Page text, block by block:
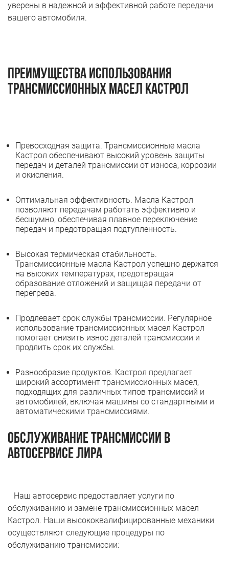
уверены в надежной и эффективной работе передачи
вашего автомобиля.
Преимущества использования
трансмиссионных масел Кастрол
Превосходная защита. Трансмиссионные масла
Кастрол обеспечивают высокий уровень защиты
передач и деталей трансмиссии от износа, коррозии
и окисления.
Оптимальная эффективность. Масла Кастрол
позволяют передачам работать эффективно и
бесшумно, обеспечивая плавное переключение
передач и предотвращая подтупленность.
Высокая термическая стабильность.
Трансмиссионные масла Кастрол успешно держатся
на высоких температурах, предотвращая
образование отложений и защищая передачи от
перегрева.
Продлевает срок службы трансмиссии. Регулярное
использование трансмиссионных масел Кастрол
помогает снизить износ деталей трансмиссии и
продлить срок их службы.
Разнообразие продуктов. Кастрол предлагает
широкий ассортимент трансмиссионных масел,
подходящих для различных типов трансмиссий и
автомобилей, включая машины со стандартными и
автоматическими трансмиссиями.
Обслуживание трансмиссии в
автосервисе Лира
Наш автосервис предоставляет услуги по
обслуживанию и замене трансмиссионных масел
Кастрол. Наши высококвалифицированные механики
осуществляют следующие процедуры по
обслуживанию трансмиссии: